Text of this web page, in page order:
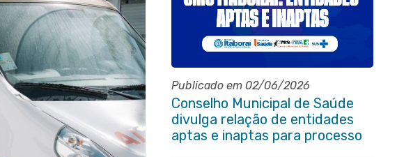
Publicado em 02/06/2026
Conselho Municipal de Saúde
divulga relação de entidades
aptas e inaptas para processo